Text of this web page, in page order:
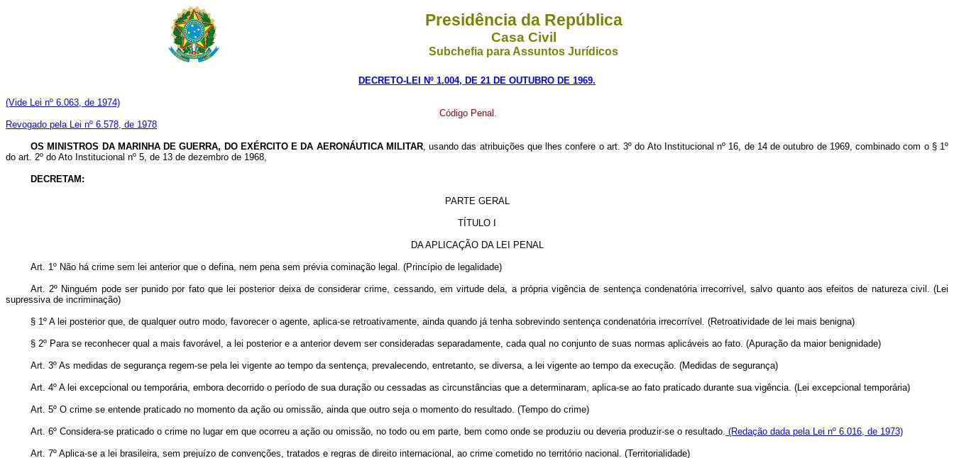
Presidência da República
Casa Civil
Subchefia para Assuntos Jurídicos
DECRETO-LEI Nº 1.004, DE 21 DE OUTUBRO DE 1969.
(Vide Lei nº 6.063, de 1974)
Revogado pela Lei nº 6.578, de 1978
Código Penal.
OS MINISTROS DA MARINHA DE GUERRA, DO EXÉRCITO E DA AERONÁUTICA MILITAR, usando das atribuições que lhes confere o art. 3º do Ato Institucional nº 16, de 14 de outubro de 1969, combinado com o § 1º
do art. 2º do Ato Institucional nº 5, de 13 de dezembro de 1968,
DECRETAM:
PARTE GERAL
TÍTULO I
DA APLICAÇÃO DA LEI PENAL
Art. 1º Não há crime sem lei anterior que o defina, nem pena sem prévia cominação legal. (Princípio de legalidade)
Art. 2º Ninguém pode ser punido por fato que lei posterior deixa de considerar crime, cessando, em virtude dela, a própria vigência de sentença condenatória irrecorrível, salvo quanto aos efeitos de natureza civil. (Lei
supressiva de incriminação)
§ 1º A lei posterior que, de qualquer outro modo, favorecer o agente, aplica-se retroativamente, ainda quando já tenha sobrevindo sentença condenatória irrecorrível. (Retroatividade de lei mais benigna)
§ 2º Para se reconhecer qual a mais favorável, a lei posterior e a anterior devem ser consideradas separadamente, cada qual no conjunto de suas normas aplicáveis ao fato. (Apuração da maior benignidade)
Art. 3º As medidas de segurança regem-se pela lei vigente ao tempo da sentença, prevalecendo, entretanto, se diversa, a lei vigente ao tempo da execução. (Medidas de segurança)
Art. 4º A lei excepcional ou temporária, embora decorrido o período de sua duração ou cessadas as circunstâncias que a determinaram, aplica-se ao fato praticado durante sua vigência. (Lei excepcional temporária)
Art. 5º O crime se entende praticado no momento da ação ou omissão, ainda que outro seja o momento do resultado. (Tempo do crime)
Art. 6º Considera-se praticado o crime no lugar em que ocorreu a ação ou omissão, no todo ou em parte, bem como onde se produziu ou deveria produzir-se o resultado. (Redação dada pela Lei nº 6.016, de 1973)
Art. 7º Aplica-se a lei brasileira, sem prejuízo de convenções, tratados e regras de direito internacional, ao crime cometido no território nacional. (Territorialidade)